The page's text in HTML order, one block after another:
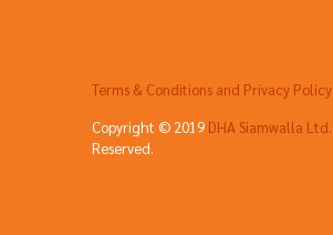
Terms & Conditions and Privacy Policy
Copyright © 2019 DHA Siamwalla Ltd.
Reserved.